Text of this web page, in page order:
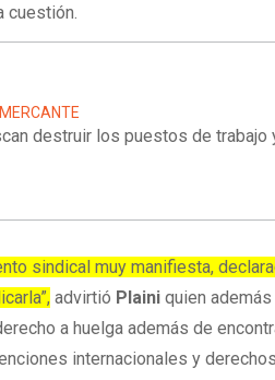
cuestión.
destruir los puestos de trabajo
sindical muy manifiesta,
advirtió Plainiquien
a huelga además de
internacionales y